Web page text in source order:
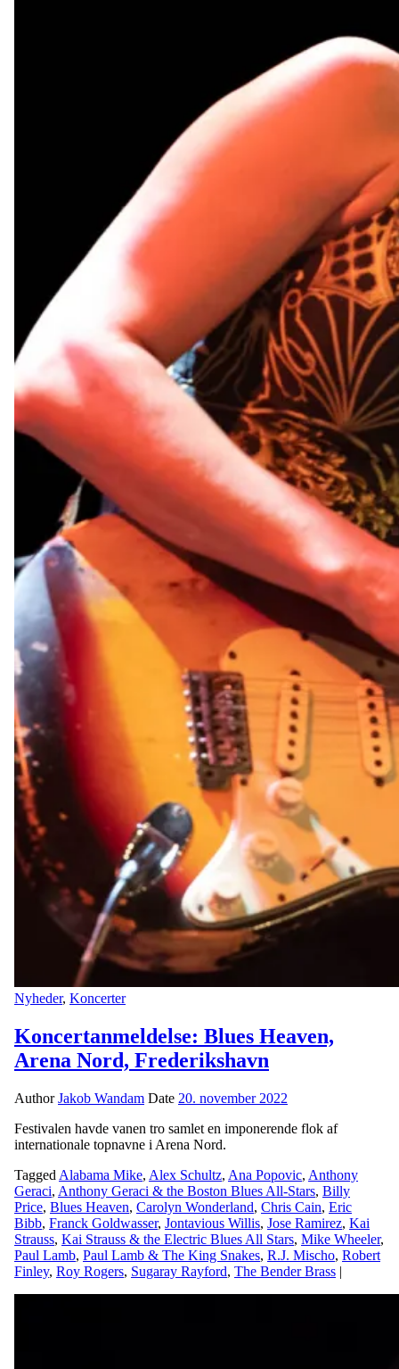
Nyheder, Koncerter
Koncertanmeldelse: Blues Heaven,
Arena Nord, Frederikshavn
AuthorJakob Wandam Date 20. november 2022
Festivalen havde vanen tro samlet en imponerende flok af
internationale topnavne i Arena Nord.
Tagged Alabama Mike, Alex Schultz, Ana Popovic, Anthony
Geraci, Anthony Geraci & the Boston Blues All-Stars, Billy
Price, Blues Heaven, Carolyn Wonderland, Chris Cain, Eric
Bibb, Franck Goldwasser, Jontavious Willis, Jose Ramirez, Kai
Strauss, Kai Strauss & the Electric Blues All Stars, Mike Wheeler,
Paul Lamb, Paul Lamb & The King Snakes, R.J. Mischo, Robert
Finley, Roy Rogers, Sugaray Rayford, The Bender Brass |